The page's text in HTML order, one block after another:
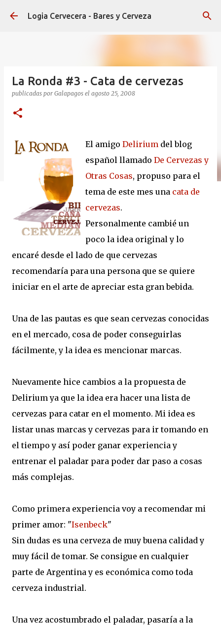
Ir al contenido principal
Logia Cervecera - Bares y Cerveza
La Ronda #3 - Cata de cervezas
publicadas por Galapagos el agosto 25, 2008
El amigo Delirium del blog
español llamado De Cervezas y
Otras Cosas, propuso para el
tema de este mes una cata de
cervezas.
Personalmente cambié un
poco la idea original y lo
encaré desde el lado de que cervezas
recomendaría para una persona que se quiere
iniciar en el arte de apreciar esta gran bebida.
Una de las pautas es que sean cervezas conocidas
en el mercado, cosa de poder conseguirlas
fácilmente, y la idea es mencionar marcas.
Nuevamente hice cambios a la propuesta de
Delirium ya que la idea era hacer una lista de
cervezas para catar en el momento. Mi idea es
listar unas marcas y cervezas para ir tomando en
el tiempo y así poder ganar experiencia y
entrenar el paladar para poder dar paso a cosas
más complejas.
Como primera experiencia voy a recomendar mi
primer amor: "Isenbeck"
Sin dudas es una cerveza de muy buena calidad y
muy fácil de tomar. Se consigue en cualquier
parte de Argentina y es económica como toda
cerveza industrial.
Una vez acostumbrado el paladar, pasaría a la